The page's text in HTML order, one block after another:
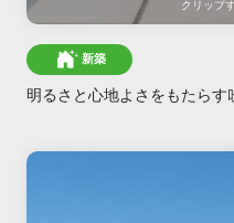
クリップ
新築
明るさと心地よさをもたらす